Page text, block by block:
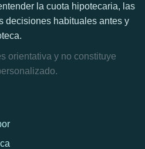
la cuota hipotecaria, las
decisiones habituales antes y
orientativa y no constituye